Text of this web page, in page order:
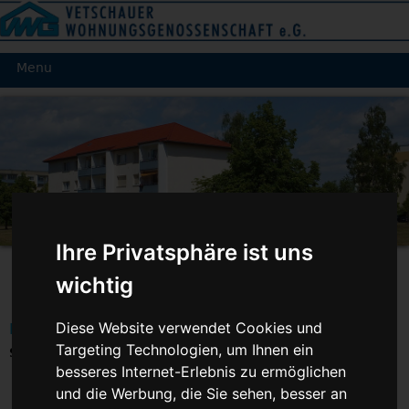
Ihre Privatsphäre ist uns
wichtig
Diese Website verwendet Cookies und
Targeting Technologien, um Ihnen ein
besseres Internet-Erlebnis zu ermöglichen
und die Werbung, die Sie sehen, besser an
Menu
Hausordnung und Satzung
Satzung der VWG
VWG Satzung alsPDF herunterladen